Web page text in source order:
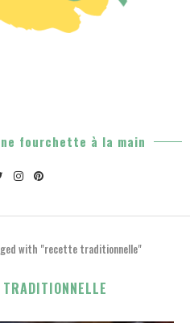
fourchette à la main
with "recette traditionnelle"